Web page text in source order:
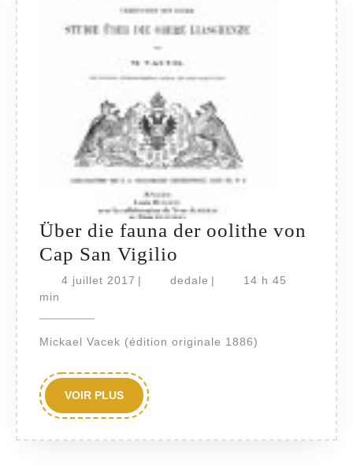
Über die fauna der oolithe von
Cap San Vigilio
die
oolithe
Vigilio
4 juillet 2017 4| dedale dedale
|
14 h 45
min
Mickael Vacek (édition originale 1886)
VOIR PLUSVOIR
PLUS